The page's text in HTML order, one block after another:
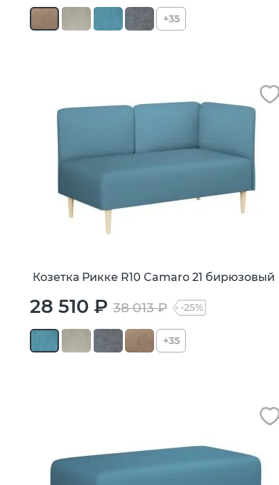
+35
Козетка Рикке R10 Camaro 21 бирюзовый
28 510 ₽ 38 013 ₽ -25%
+35